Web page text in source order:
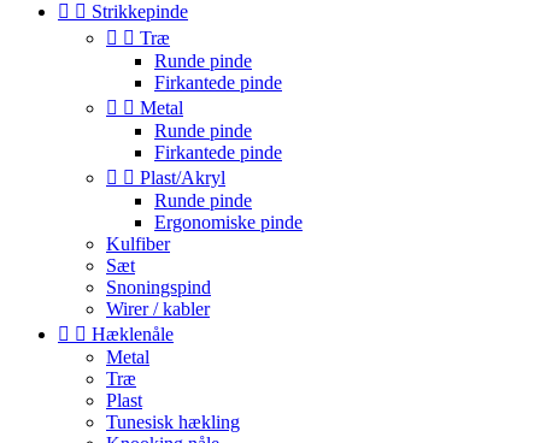
  Strikkepinde
  Træ
Runde pinde
Firkantede pinde
  Metal
Runde pinde
Firkantede pinde
  Plast/Akryl
Runde pinde
Ergonomiske pinde
Kulfiber
Sæt
Snoningspind
Wirer / kabler
  Hæklenåle
Metal
Træ
Plast
Tunesisk hækling